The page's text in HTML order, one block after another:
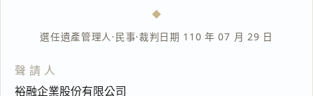
選任遺產管理人 ·民事·裁判日期 110 年 07 月 29 日
聲請人
裕融企業股份有限公司